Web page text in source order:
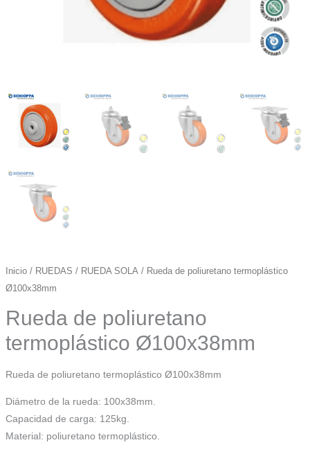
Inicio/ RUEDAS / RUEDA SOLA / Rueda de poliuretano termoplástico
Ø100x38mm
Rueda de poliuretano
termoplástico Ø100x38mm
Rueda de poliuretano termoplástico Ø100x38mm
Diámetro de la rueda: 100x38mm.
Capacidad de carga: 125kg.
Material: poliuretano termoplástico.